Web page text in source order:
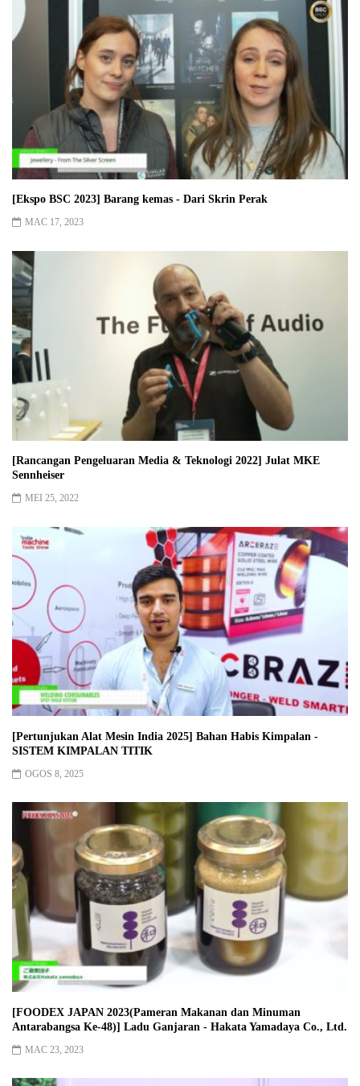
[Ekspo BSC 2023] Barang kemas - Dari Skrin Perak
MAC 17, 2023
[Rancangan Pengeluaran Media & Teknologi 2022] Julat MKE
Sennheiser
MEI 25, 2022
[Pertunjukan Alat Mesin India 2025] Bahan Habis Kimpalan -
SISTEM KIMPALAN TITIK
OGOS 8, 2025
[FOODEX JAPAN 2023(Pameran Makanan dan Minuman
Antarabangsa Ke-48)] Ladu Ganjaran - Hakata Yamadaya Co., Ltd.
MAC 23, 2023